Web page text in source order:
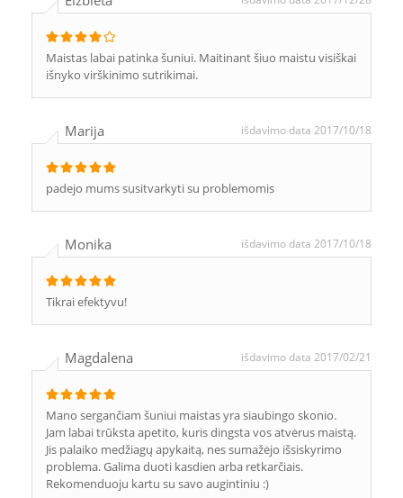
Maistas labai patinka šuniui. Maitinant šiuo maistu visiškai
išnyko virškinimo sutrikimai.
Marija išdavimo data 2017/10/18
padejo mums susitvarkyti su problemomis
Monika išdavimo data 2017/10/18
Tikrai efektyvu!
Magdalena išdavimo data 2017/02/21
Mano sergančiam šuniui maistas yra siaubingo skonio.
Jam labai trūksta apetito, kuris dingsta vos atvėrus maistą.
Jis palaiko medžiagų apykaitą, nes sumažėjo išsiskyrimo
problema. Galima duoti kasdien arba retkarčiais.
Rekomenduoju kartu su savo augintiniu :)